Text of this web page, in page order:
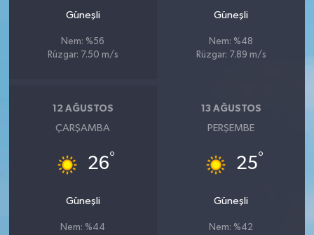
Güneşli
Nem: %56
Rüzgar: 7.50 m/s
Güneşli
Nem: %48
Rüzgar: 7.89 m/s
12 AĞUSTOS
ÇARŞAMBA
26°
Güneşli
Nem: %44
13 AĞUSTOS
PERŞEMBE
25°
Güneşli
Nem: %42